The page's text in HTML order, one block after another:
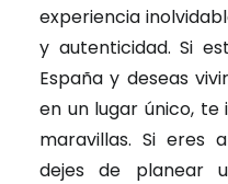
experiencia
y autenticidad. Si
España y deseas
en un lugar único,
maravillas. Si eres
dejes de planear